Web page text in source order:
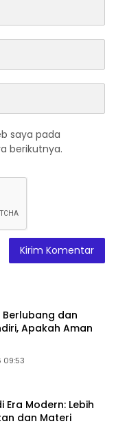
saya pada
berikutnya.
dan
Apakah Aman
09:53
Era Modern: Lebih
dan Materi